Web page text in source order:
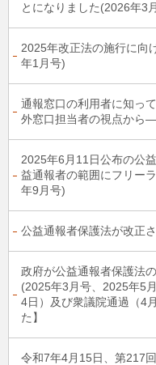
とになりました(2026年3
2025年改正法の施行に向
年1月号)
通報窓口の利用者に知っ
外窓口担当者の視点から―
2025年6月11日公布の公
益通報者の範囲にフリー
年9月号)
公益通報者保護法が改正
政府が公益通報者保護法
(2025年3月号、2025年5
4日）及び衆議院通過（4
た】
令和7年4月15日、第217